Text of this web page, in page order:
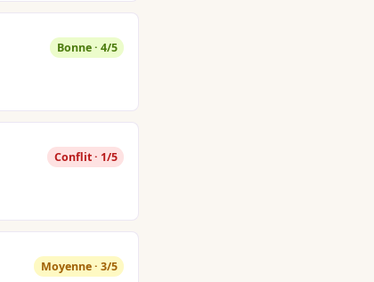
Bonne · 4/5
Conflit · 1/5
Moyenne · 3/5